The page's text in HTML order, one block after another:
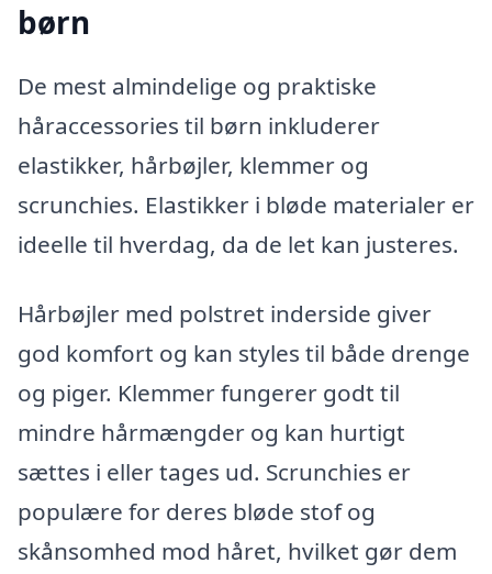
børn
De mest almindelige og praktiske
håraccessories til børn inkluderer
elastikker, hårbøjler, klemmer og
scrunchies. Elastikker i bløde materialer er
ideelle til hverdag, da de let kan justeres.
Hårbøjler med polstret inderside giver
god komfort og kan styles til både drenge
og piger. Klemmer fungerer godt til
mindre hårmængder og kan hurtigt
sættes i eller tages ud. Scrunchies er
populære for deres bløde stof og
skånsomhed mod håret, hvilket gør dem